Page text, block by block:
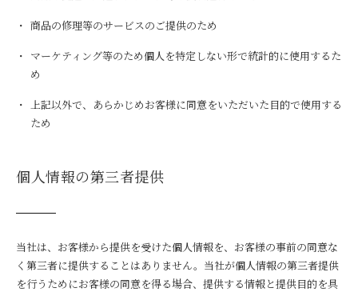
商品の修理等のサービスのご提供のため
マーケティング等のため個人を特定しない形で統計的に使用するた
め
上記以外で、あらかじめお客様に同意をいただいた目的で使用する
ため
個人情報の第三者提供
当社は、お客様から提供を受けた個人情報を、お客様の事前の同意な
く第三者に提供することはありません。当社が個人情報の第三者提供
を行うためにお客様の同意を得る場合、提供する情報と提供目的を具